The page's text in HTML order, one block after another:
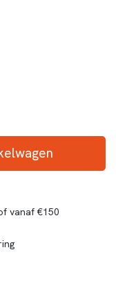
vanaf €150